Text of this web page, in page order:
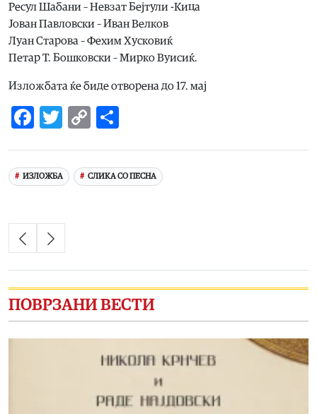
Ресул Шабани – Невзат Бејтули -Кица
Јован Павловски – Иван Велков
Луан Старова – Фехим Хусковиќ
Петар Т. Бошковски – Мирко Вуисиќ.
Изложбата ќе биде отворена до 17. мај
Facebook
Twitter
Copy
ИЗЛОЖБА СЛИКА СО ПЕСНА
ПОВРЗАНИ ВЕСТИ